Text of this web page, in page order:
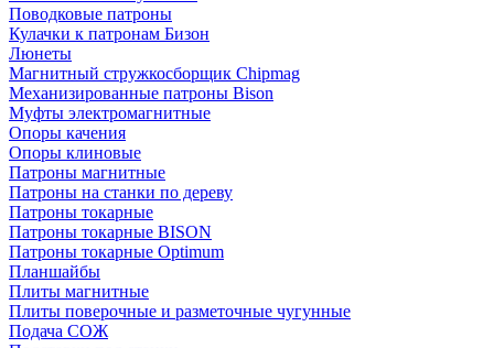
Поводковые патроны
Кулачки к патронам Бизон
Люнеты
Магнитный стружкосборщик Chipmag
Механизированные патроны Bison
Муфты электромагнитные
Опоры качения
Опоры клиновые
Патроны магнитные
Патроны на станки по дереву
Патроны токарные
Патроны токарные BISON
Патроны токарные Optimum
Планшайбы
Плиты магнитные
Плиты поверочные и разметочные чугунные
Подача СОЖ